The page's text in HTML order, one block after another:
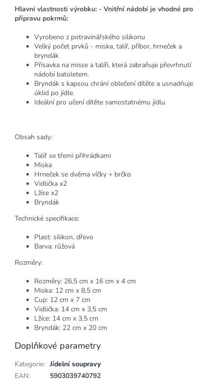
Hlavní vlastnosti výrobku: - Vnitřní nádobí je vhodné pro
přípravu pokrmů:
Vyrobeno z potravinářského silikonu
Velký počet prvků - miska, talíř, příbor, hrneček a
bryndák
Přísavka na misce a talíři, která zabraňuje převrhnutí
nádobí batoletem.
Bryndák s kapsou chrání oblečení dítěte a usnadňuje
úklid po jídle.
Ideální pro učení dítěte samostatnému jídlu
Obsah sady:
Talíř se třemi přihrádkami
Miska
Hrneček se dvěma víčky + brčko
Vidlička x2
Lžíce x2
Bryndák
Technické specifikace:
Plast: silikon, dřevo
Barva: růžová
Rozměry:
Rozměry: 26,5 cm x 16 cm x 4 cm
Miska: 12 cm x 8,5 cm
Cup: 12 cm x 7 cm
Vidlička: 14 cm x 3,5 cm
Lžíce: 14 cm x 3,5 cm
Bryndák: 22 cm x 20 cm
Doplňkové parametry
Kategorie: Jídelní soupravy
EAN: 5903039740792